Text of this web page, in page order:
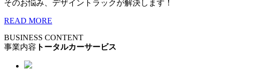
そのお悩み、デザイントラックが解決します！
READ MORE
BUSINESS CONTENT
事業内容 トータルカーサービス